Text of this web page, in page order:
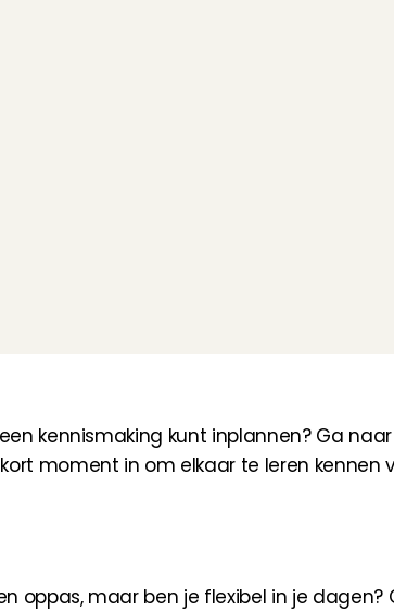
kennismaking kunt inplannen? Ga naar
moment in om elkaar te leren
oppas, maar ben je flexibel in je